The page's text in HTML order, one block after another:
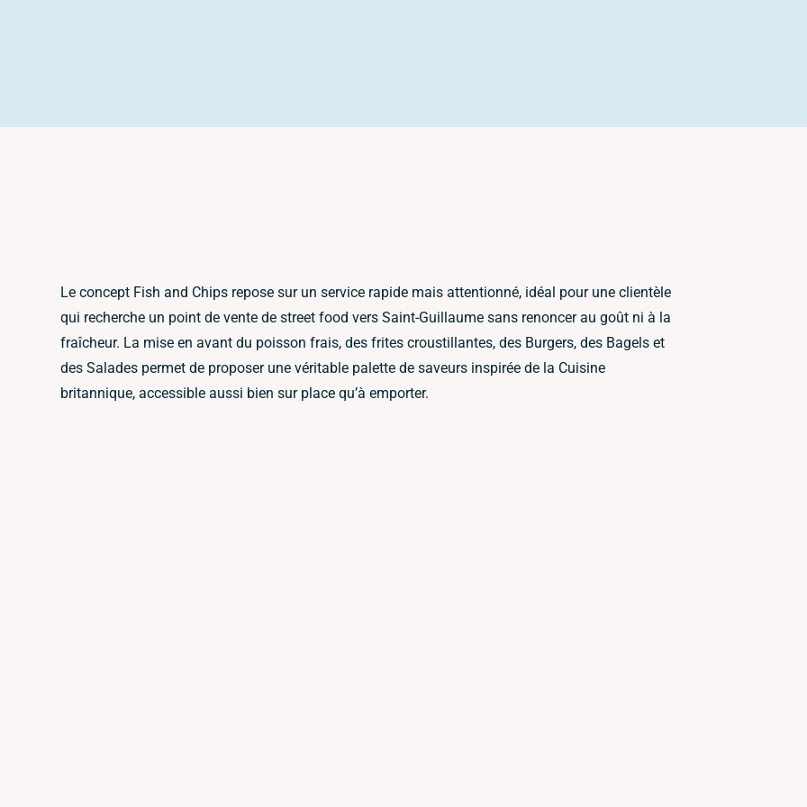
Le concept Fish and Chips repose sur un service rapide mais attentionné, idéal pour une clientèle
qui recherche un point de vente de street food vers Saint-Guillaume sans renoncer au goût ni à la
fraîcheur. La mise en avant du poisson frais, des frites croustillantes, des Burgers, des Bagels et
des Salades permet de proposer une véritable palette de saveurs inspirée de la Cuisine
britannique, accessible aussi bien sur place qu’à emporter.